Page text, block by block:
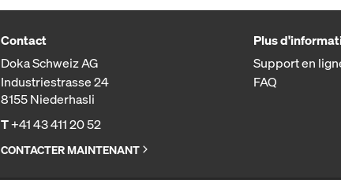
Contact
Doka Schweiz AG
Industriestrasse 24
8155 Niederhasli
T+41 43 411 20 52
CONTACTER MAINTENANT
Plus
Support en
FAQ